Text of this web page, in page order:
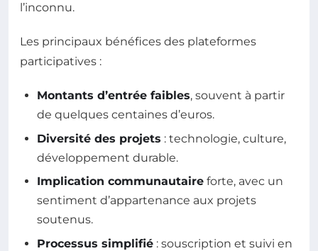
l’inconnu.
Les principaux bénéfices des plateformes
participatives :
Montants d’entrée faibles, souvent à partir
de quelques centaines d’euros.
Diversité des projets : technologie, culture,
développement durable.
Implication communautaire forte, avec un
sentiment d’appartenance aux projets
soutenus.
Processus simplifié : souscription et suivi en